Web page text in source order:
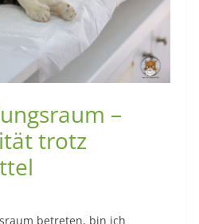
–
trotz
betreten, bin ich